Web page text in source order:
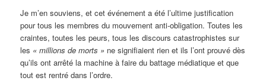
Je m’en souviens, et cet événement a été l’ultime justification
pour tous les membres du mouvement anti-obligation. Toutes les
craintes, toutes les peurs, tous les discours catastrophistes sur
les « millions de morts » ne signifiaient rien et ils l’ont prouvé dès
qu’ils ont arrêté la machine à faire du battage médiatique et que
tout est rentré dans l’ordre.